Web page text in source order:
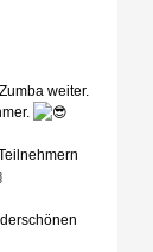
weiter.